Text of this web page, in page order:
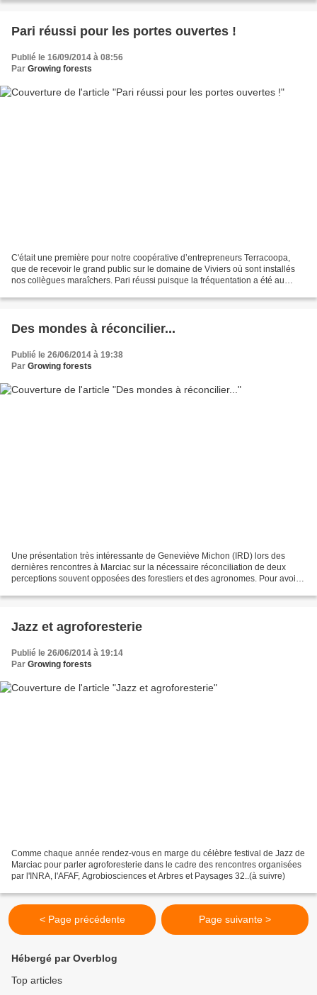
Pari réussi pour les portes ouvertes !
Publié le 16/09/2014 à 08:56
Par Growing forests
C'était une première pour notre coopérative d’entrepreneurs Terracoopa,
que de recevoir le grand public sur le domaine de Viviers où sont installés
nos collègues maraîchers. Pari réussi puisque la fréquentation a été au
Des mondes à réconcilier...
Publié le 26/06/2014 à 19:38
Par Growing forests
Une présentation très intéressante de Geneviève Michon (IRD) lors des
dernières rencontres à Marciac sur la nécessaire réconciliation de deux
perceptions souvent opposées des forestiers et des agronomes. Pour avoir
Jazz et agroforesterie
Publié le 26/06/2014 à 19:14
Par Growing forests
Comme chaque année rendez-vous en marge du célèbre festival de Jazz de
Marciac pour parler agroforesterie dans le cadre des rencontres organisées
par l'INRA, l'AFAF, Agrobiosciences et Arbres et Paysages 32..(à suivre)
< Page précédente Page suivante >
Hébergé par Overblog
Top articles